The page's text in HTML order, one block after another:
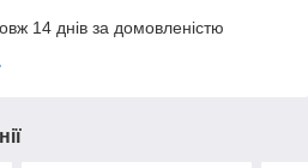
14 днів за домовленістю